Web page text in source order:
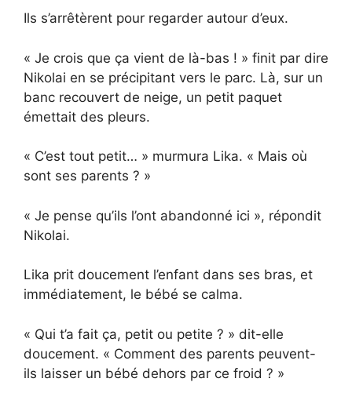
Ils s’arrêtèrent pour regarder autour d’eux.
« Je crois que ça vient de là-bas ! » finit par dire
Nikolai en se précipitant vers le parc. Là, sur un
banc recouvert de neige, un petit paquet
émettait des pleurs.
« C’est tout petit… » murmura Lika. « Mais où
sont ses parents ? »
« Je pense qu’ils l’ont abandonné ici », répondit
Nikolai.
Lika prit doucement l’enfant dans ses bras, et
immédiatement, le bébé se calma.
« Qui t’a fait ça, petit ou petite ? » dit-elle
doucement. « Comment des parents peuvent-
ils laisser un bébé dehors par ce froid ? »